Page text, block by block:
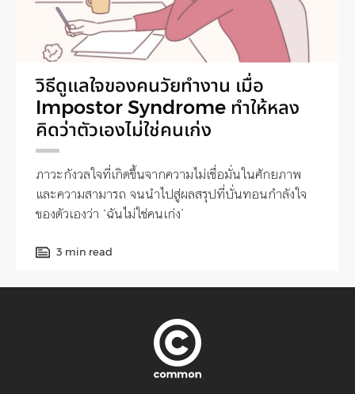
วิธีดูแลใจของคนวัยทำงาน เมื่อ
Impostor Syndrome ทำให้หลง
คิดว่าตัวเองไม่ใช่คนเก่ง
ภาวะกังวลใจที่เกิดขึ้นจากความไม่เชื่อมั่นในศักยภาพ
และความสามารถ จนนำไปสู่ผลสรุปที่บั่นทอนกำลังใจ
ของตัวเองว่า ‘ฉันไม่ใช่คนเก่ง’
3 min read